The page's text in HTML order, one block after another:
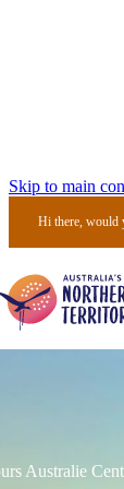
Skip to main
Hi there, would
Australie